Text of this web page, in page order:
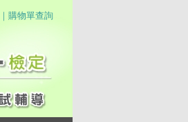
｜ 購物單查詢